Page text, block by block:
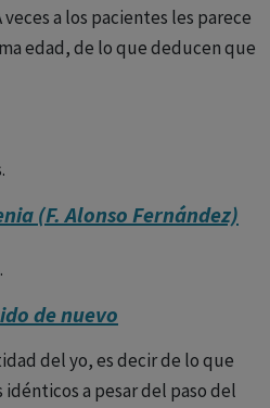
a los pacientes les parece
edad, de lo que deducen que
(F. Alonso Fernández)
de nuevo
del yo, es decir de lo que
idénticos a pesar del paso del